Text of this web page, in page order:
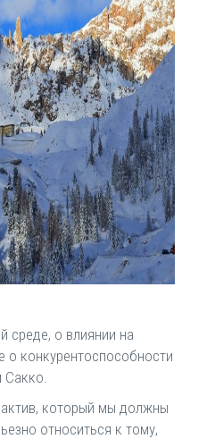
о влиянии на
о конкурентоспособности
Сакко.
актив, который мы должны
относиться к тому,